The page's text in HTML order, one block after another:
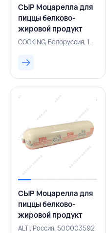
СЫР Моцарелла для
пиццы белково-
жировой продукт
45% 2,6 кг блок,
COOKING, Белоруссия, 131004097
СЫР Моцарелла для
пиццы белково-
жировой продукт
Extra 50% ~2 кг
ALTI, Россия, 500003592